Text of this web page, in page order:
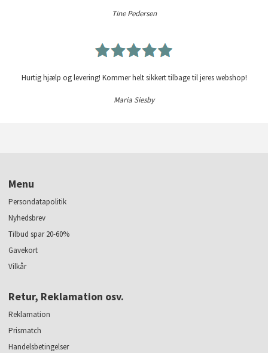
Tine Pedersen
Hurtig hjælp og levering! Kommer helt sikkert tilbage til jeres webshop!
Maria Siesby
Menu
Persondatapolitik
Nyhedsbrev
Tilbud spar 20-60%
Gavekort
Vilkår
Retur, Reklamation osv.
Reklamation
Prismatch
Handelsbetingelser